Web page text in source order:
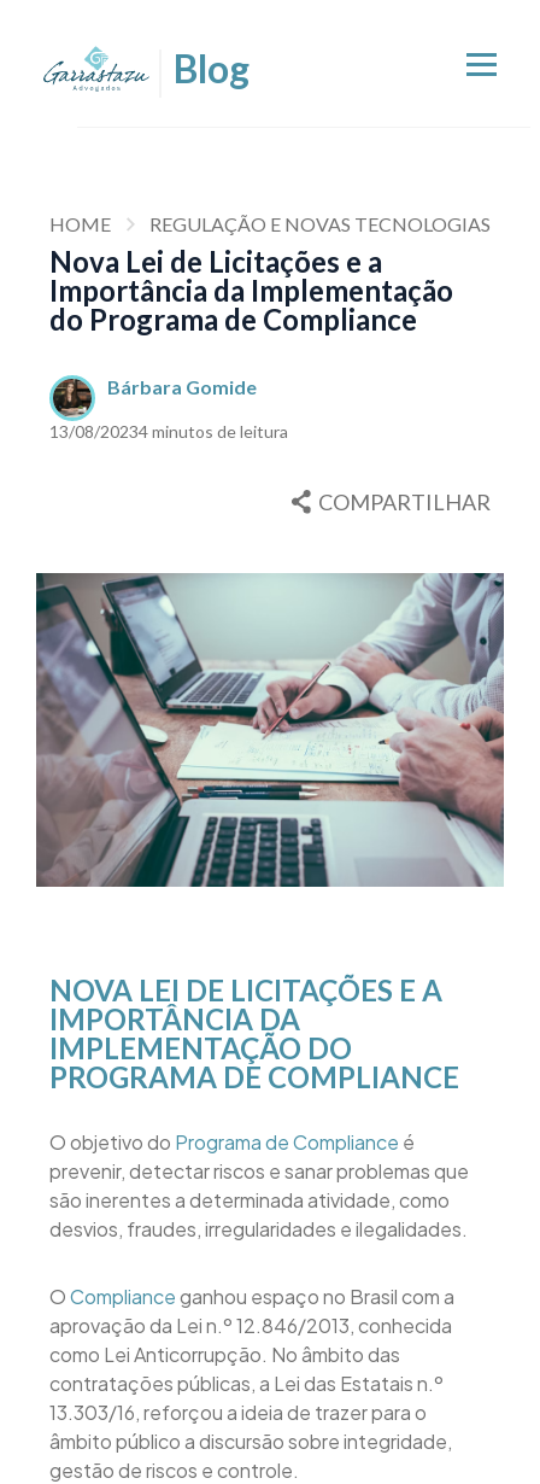
HOME REGULAÇÃO E NOVAS TECNOLOGIAS
Nova Lei de Licitações e a
Importância da Implementação
do Programa de Compliance
Bárbara Gomide
13/08/20234 minutos de leitura
COMPARTILHAR
NOVA LEI DE LICITAÇÕES E A
IMPORTÂNCIA DA
IMPLEMENTAÇÃO DO
PROGRAMA DE COMPLIANCE
O objetivo do Programa de Compliance é
prevenir, detectar riscos e sanar problemas que
são inerentes a determinada atividade, como
desvios, fraudes, irregularidades e ilegalidades.
OComplianceganhou espaço no Brasil com a
aprovação da Lei n.º 12.846/2013, conhecida
como Lei Anticorrupção. No âmbito das
contratações públicas, a Lei das Estatais n.º
13.303/16, reforçou a ideia de trazer para o
âmbito público a discursão sobre integridade,
gestão de riscos e controle.